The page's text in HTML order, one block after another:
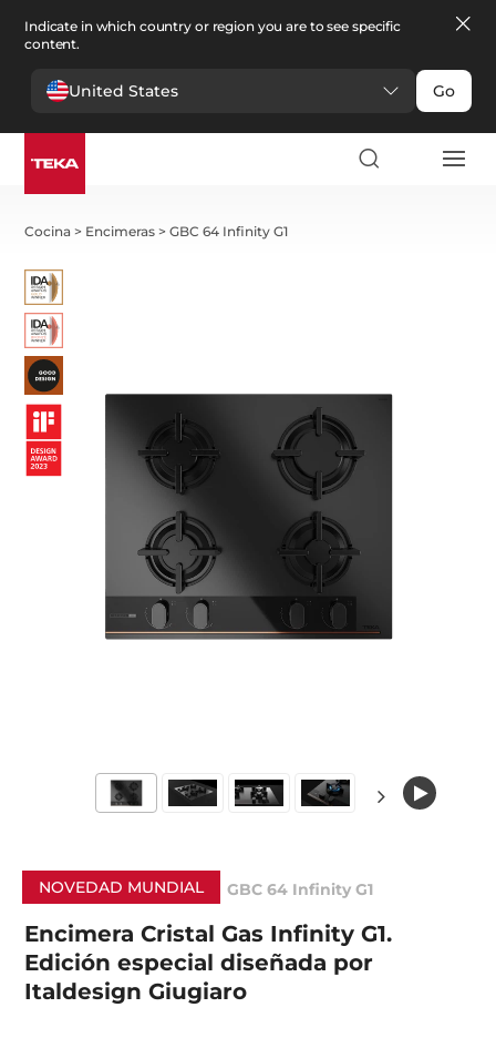
Indicate in which country or region you are to see specific
content.
United States Go
Cocina > Encimeras >GBC 64 Infinity G1
NOVEDAD MUNDIAL GBC 64 Infinity G1
Encimera Cristal Gas Infinity G1.
Edición especial diseñada por
Italdesign Giugiaro